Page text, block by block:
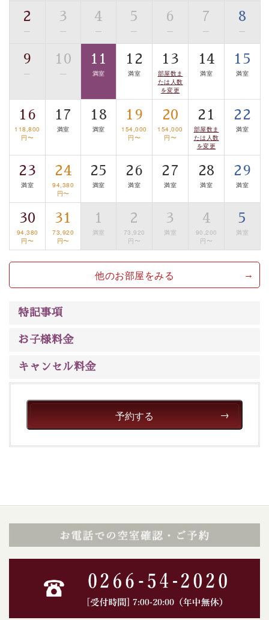
トな空間をお愉しみください。
【旅】
■諏訪大社4社を巡る無料参拝バス
豊富な知識を持ったドライバー兼ガイドが諏訪大社をご
事前ご予約制ですので、ご利用ご希望の方
は【3日前まで】にお電話ください。
※交通規制などにより運行できない日がございます
※年末年始及び御柱祭前後は運行しておりません
以上が基本プランの内容です。
神秘なる諏訪湖に心癒される時間をお過ごしいただけま
したら幸いです。
2
—
3
—
4
—
5
—
6
—
7
—
8
—
9
—
10
—
11
満室
12
満室
13
部屋数ま
たは人数
を変更
14
満室
15
満室
16
118,800
円〜
17
満室
18
満室
19
154,000
円〜
20
154,000
円〜
21
部屋数ま
たは人数
を変更
22
満室
23
満室
24
94,380
円〜
25
満室
26
満室
27
満室
28
満室
29
満室
30
94,380
円〜
31
73,920
円〜
1
満室
2
73,920
円〜
3
満室
4
90,200
円〜
5
満室
他のお部屋をみる
特記事項
お子様料金
キャンセル料金
予約する